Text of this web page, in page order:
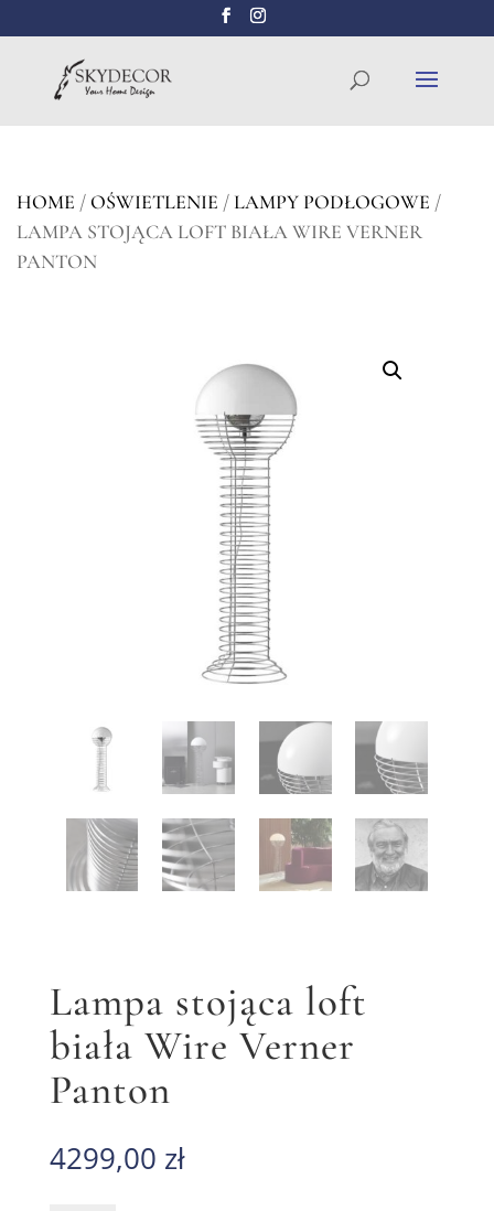
HOME /OŚWIETLENIE /LAMPY PODŁOGOWE /
LAMPA STOJĄCA LOFT BIAŁA WIRE VERNER
PANTON
Lampa stojąca loft
biała Wire Verner
Panton
4299,00 zł